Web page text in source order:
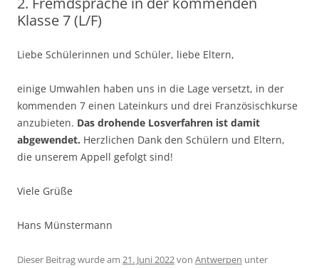
Klasse 7 (L/F)
Liebe Schülerinnen und Schüler, liebe Eltern,
einige Umwahlen haben uns in die Lage versetzt, in der
kommenden 7 einen Lateinkurs und drei Französischkurse
anzubieten. Das drohende Losverfahren ist damit
abgewendet. Herzlichen Dank den Schülern und Eltern,
die unserem Appell gefolgt sind!
Viele Grüße
Hans Münstermann
Dieser Beitrag wurde am 21. Juni 2022von Antwerpen unter